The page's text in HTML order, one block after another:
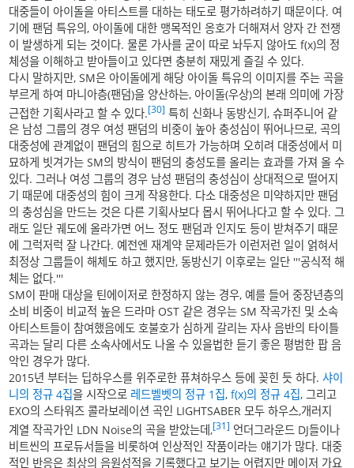
대중들이 아이돌을 아티스트를 대하는 태도로 평가하려하기 때문이다. 여
기에 팬덤 특유의, 아이돌에 대한 맹목적인 옹호가 더해져서 양자 간 전쟁
이 발생하게 되는 것이다. 물론 가사를 굳이 따로 놔두지 않아도 f(x)의 정
체성을 이해하고 받아들이고 있다면 충분히 재밌게 즐길 수 있다.
다시 말하지만, SM은 아이돌에게 해당 아이돌 특유의 이미지를 주는 곡을
부르게 하여 마니아층(팬덤)을 양산하는, 아이돌(우상)의 본래 의미에 가장
근접한 기획사라고 할 수 있다.[30] 특히 신화나 동방신기, 슈퍼주니어 같
은 남성 그룹의 경우 여성 팬덤의 비중이 높아 충성심이 뛰어나므로, 곡의
대중성에 관계없이 팬덤의 힘으로 히트가 가능하며 오히려 대중성에서 미
묘하게 빗겨가는 SM의 방식이 팬덤의 충성도를 올리는 효과를 가져 올 수
있다. 그러나 여성 그룹의 경우 남성 팬덤의 충성심이 상대적으로 떨어지
기 때문에 대중성의 힘이 크게 작용한다. 다소 대중성은 미약하지만 팬덤
의 충성심을 만드는 것은 다른 기획사보다 몹시 뛰어나다고 할 수 있다. 그
래도 일단 궤도에 올라가면 어느 정도 팬덤과 인지도 등이 받쳐주기 때문
에 그럭저럭 잘 나간다. 예전엔 재계약 문제라든가 이런저런 일이 얽혀서
최정상 그룹들이 해체도 하고 했지만, 동방신기 이후로는 일단 '''공식적 해
체는 없다.'''
SM이 판매 대상을 틴에이저로 한정하지 않는 경우, 예를 들어 중장년층의
소비 비중이 비교적 높은 드라마 OST 같은 경우는 SM 작곡가진 및 소속
아티스트들이 참여했음에도 호불호가 심하게 갈리는 자사 음반의 타이틀
곡과는 달리 다른 소속사에서도 나올 수 있을법한 듣기 좋은 평범한 팝 음
악인 경우가 많다.
2015년 부터는 딥하우스를 위주로한 퓨쳐하우스 등에 꽂힌 듯 하다.샤이
니의 정규 4집을 시작으로 레드벨벳의 정규 1집,f(x)의 정규 4집, 그리고
EXO의 스타워즈 콜라보레이션 곡인 LIGHTSABER 모두 하우스,개러지
계열 작곡가인 LDN Noise의 곡을 받았는데,[31] 언더그라운드 DJ들이나
비트씬의 프로듀서들을 비롯하여 인상적인 작품이라는 얘기가 많다. 대중
적인 반응은 최상의 음원성적을 기록했다고 보기는 어렵지만 메이저 가요